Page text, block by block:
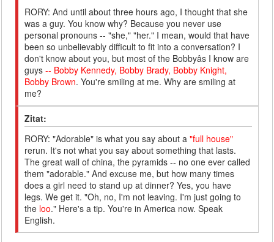
RORY: And until about three hours ago, I thought that she
was a guy. You know why? Because you never use
personal pronouns -- "she," "her." I mean, would that have
been so unbelievably difficult to fit into a conversation? I
don't know about you, but most of the Bobbyâs I know are
guys-- Bobby Kennedy, Bobby Brady, Bobby Knight,
Bobby Brown. You're smiling at me. Why are smiling at
me?
Zitat:
RORY: "Adorable" is what you say about a"full house"
rerun. It's not what you say about something that lasts.
The great wall of china, the pyramids -- no one ever called
them "adorable." And excuse me, but how many times
does a girl need to stand up at dinner? Yes, you have
legs. We get it. "Oh, no, I'm not leaving. I'm just going to
the loo." Here's a tip. You're in America now. Speak
English.